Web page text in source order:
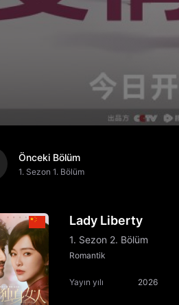
Önceki Bölüm
1. Sezon 1. Bölüm
Lady Liberty
1. Sezon 2. Bölüm
Romantik
Yayın yılı 2026